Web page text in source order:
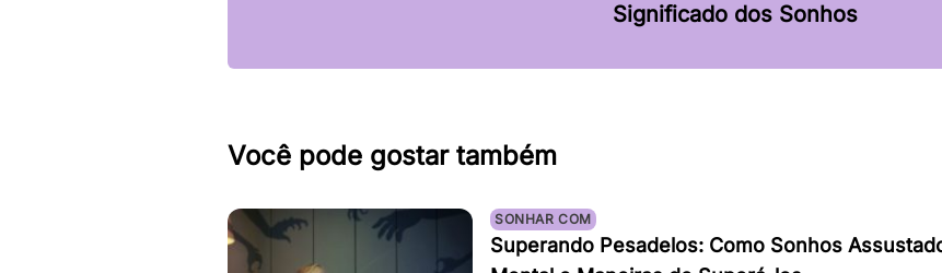
Significado dos Sonhos
Você pode gostar também
SONHAR COM
Superando Pesadelos: Como Sonhos